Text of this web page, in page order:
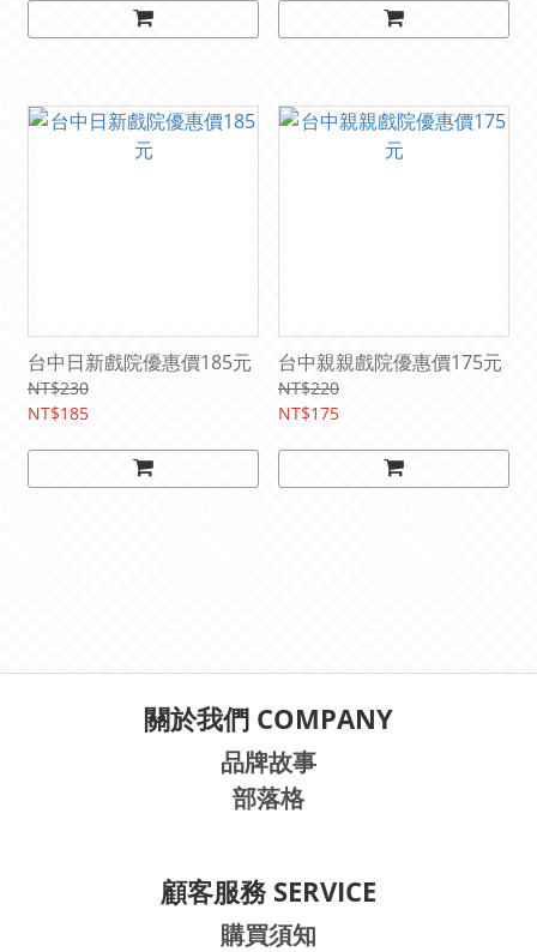
台中日新戲院優惠價185元
NT$230
NT$185
台中親親戲院優惠價175元
NT$220
NT$175
關於我們 COMPANY
品牌故事
部落格
顧客服務 SERVICE
購買須知